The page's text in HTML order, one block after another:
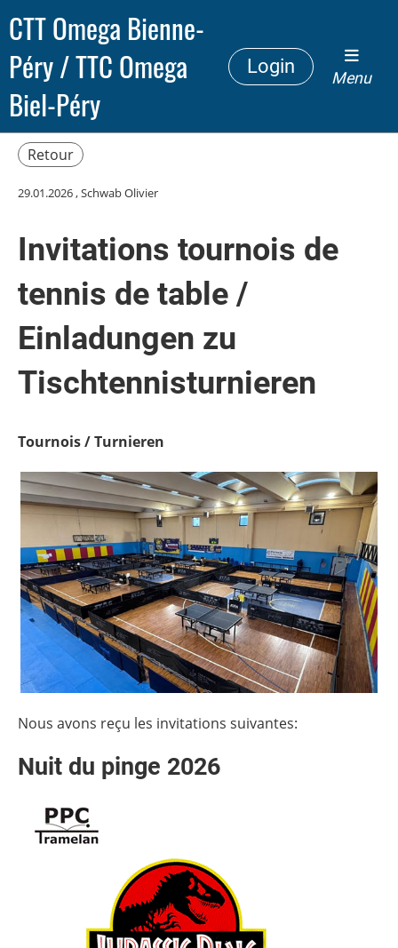
CTT Omega Bienne-
Péry / TTC Omega
Biel-Péry
Login
Menu
Retour
29.01.2026, Schwab Olivier
Invitations tournois de
tennis de table /
Einladungen zu
Tischtennisturnieren
Tournois / Turnieren
Nous avons reçu les invitations suivantes:
Nuit du pinge 2026